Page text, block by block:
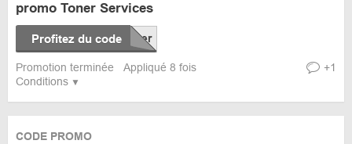
Conditions
promo Toner Services
Profitez du code
Promotion terminée Appliqué 8 fois +1
CODE PROMO